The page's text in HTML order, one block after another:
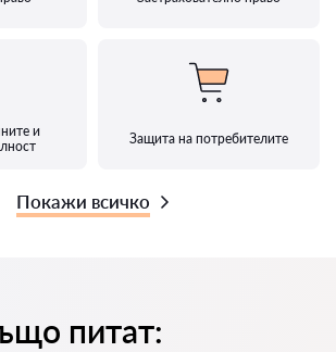
и
Защита на потребителите
Покажи всичко
питат: